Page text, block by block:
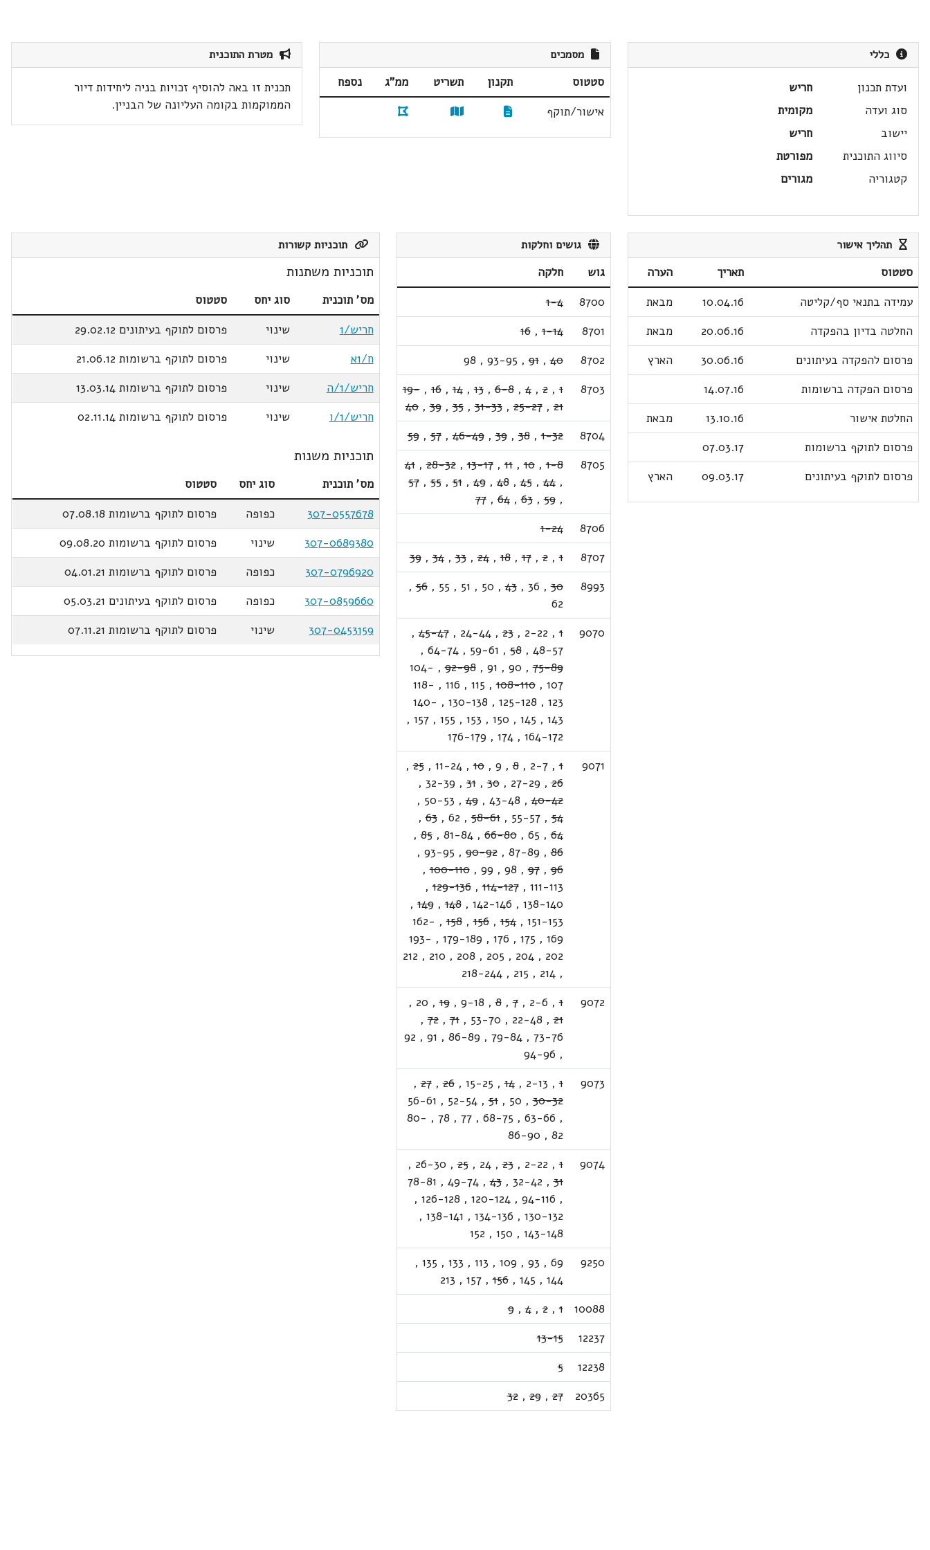
כללי
ועדת תכנון
חריש
סוג ועדה
מקומית
יישוב
חריש
סיווג התוכנית
מפורטת
קטגוריה
מגורים
מסמכים
סטטוס תקנון תשריט ממ"ג
נספח
אישור/תוקף
מטרת התוכנית
תכנית זו באה להוסיף זכויות בניה ליחידות דיור
הממוקמות בקומה העליונה של הבניין.
תהליך אישור
סטטוס תאריך
הערה
עמידה בתנאי סף/קליטה
10.04.16
מבאת
החלטה בדיון בהפקדה
20.06.16
מבאת
פרסום להפקדה בעיתונים
30.06.16
הארץ
פרסום הפקדה ברשומות
14.07.16
החלטת אישור
13.10.16
מבאת
פרסום לתוקף ברשומות
07.03.17
פרסום לתוקף בעיתונים
09.03.17 הארץ
גושים וחלקות
גוש
חלקה
8700
1-4
8701
1-14
,
16
8702
40
,
91
,
93-95
,
98
8703
1
,
2
,
4
,
6-8
,
13
,
14
,
16
,
19-
21
,
25-27
,
31-33
,
35
,
39
,
40
8704
1-32
,
38
,
39
,
46-49
,
57
,
59
8705
1-8
,
10
,
11
,
13-17
,
28-32
,
41
,
44
,
45
,
48
,
49
,
51
,
55
,
57
,
59
,
63
,
64
,
77
8706
1-24
8707
1
,
2
,
17
,
18
,
24
,
33
,
34
,
39
8993
30
,
36
,
43
,
50
,
51
,
55
,
56
,
62
9070
1
,
2-22
,
23
,
24-44
,
45-47
,
48-57
,
58
,
59-61
,
64-74
,
75-89
,
90
,
91
,
92-98
,
104-
107
,
108-110
,
115
,
116
,
118-
123
,
125-128
,
130-138
,
140-
143
,
145
,
150
,
153
,
155
,
157
,
164-172
,
174
,
176-179
9071
1
,
2-7
,
8
,
9
,
10
,
11-24
,
25
,
26
,
27-29
,
30
,
31
,
32-39
,
40-42
,
43-48
,
49
,
50-53
,
54
,
55-57
,
58-61
,
62
,
63
,
64
,
65
,
66-80
,
81-84
,
85
,
86
,
87-89
,
90-92
,
93-95
,
96
,
97
,
98
,
99
,
100-110
,
111-113
,
114-127
,
129-136
,
138-140
,
142-146
,
148
,
149
,
151-153
,
154
,
156
,
158
,
162-
169
,
175
,
176
,
179-189
,
193-
202
,
204
,
205
,
208
,
210
,
212
,
214
,
215
,
218-244
9072
1
,
2-6
,
7
,
8
,
9-18
,
19
,
20
,
21
,
22-48
,
53-70
,
71
,
72
,
73-76
,
79-84
,
86-89
,
91
,
92
,
94-96
9073
1
,
2-13
,
14
,
15-25
,
26
,
27
,
30-32
,
50
,
51
,
52-54
,
56-61
,
63-66
,
68-75
,
77
,
78
,
80-
82
,
86-90
9074
1
,
2-22
,
23
,
24
,
25
,
26-30
,
31
,
32-42
,
43
,
49-74
,
78-81
,
94-116
,
120-124
,
126-128
,
130-132
,
134-136
,
138-141
,
143-148
,
150
,
152
9250
69
,
93
,
109
,
113
,
133
,
135
,
144
,
145
,
156
,
157
,
213
10088
1
,
2
,
4
,
9
12237
13-15
12238
5
20365
27
,
29
,
32
תוכניות קשורות
תוכניות משתנות
מס' תוכנית סוג יחס
סטטוס
חריש/1
שינוי
פרסום לתוקף בעיתונים 29.02.12
ח/1א
שינוי
פרסום לתוקף ברשומות 21.06.12
חריש/1/ה
שינוי
פרסום לתוקף ברשומות 13.03.14
חריש/1/ו
שינוי פרסום לתוקף ברשומות 02.11.14
תוכניות משנות
מס' תוכנית סוג יחס
סטטוס
307-0557678
כפופה
פרסום לתוקף ברשומות 07.08.18
307-0689380
שינוי
פרסום לתוקף ברשומות 09.08.20
307-0796920
כפופה
פרסום לתוקף ברשומות 04.01.21
307-0859660
כפופה
פרסום לתוקף בעיתונים 05.03.21
307-0453159
שינוי פרסום לתוקף ברשומות 07.11.21